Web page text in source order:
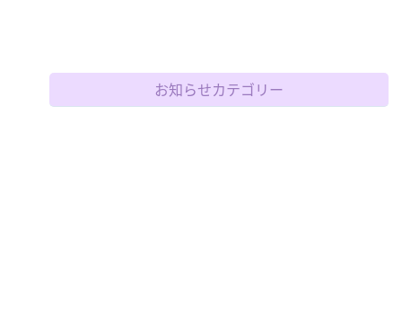
お知らせカテゴリー